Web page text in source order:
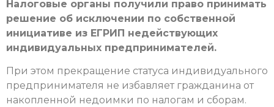
Налоговые органы получили право принимать
решение об исключении по собственной
инициативе из ЕГРИП недействующих
индивидуальных предпринимателей.
При этом прекращение статуса индивидуального
предпринимателя не избавляет гражданина от
накопленной недоимки по налогам и сборам.